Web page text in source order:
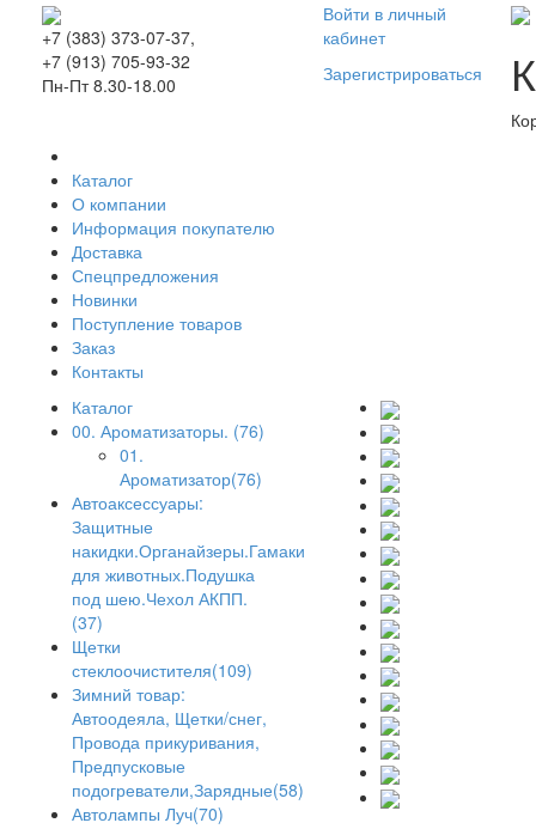
+7 (383) 373-07-37,
+7 (913) 705-93-32
Пн-Пт 8.30-18.00
Войти в личный
кабинет
Зарегистрироваться
Каталог
О компании
Информация покупателю
Доставка
Спецпредложения
Новинки
Поступление товаров
Заказ
Контакты
Каталог
00. Ароматизаторы. (76)
01.
Ароматизатор(76)
Автоаксессуары:
Защитные
накидки.Органайзеры.Гамаки
для животных.Подушка
под шею.Чехол АКПП.
(37)
Щетки
стеклоочистителя(109)
Зимний товар:
Автоодеяла, Щетки/снег,
Провода прикуривания,
Предпусковые
подогреватели,Зарядные(58)
Автолампы Луч(70)